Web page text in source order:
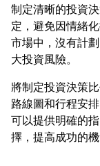
制定清晰的投資
定，避免因情緒
市場中，沒有計
將制定投資決策
路線圖和行程安
可以提供明確的